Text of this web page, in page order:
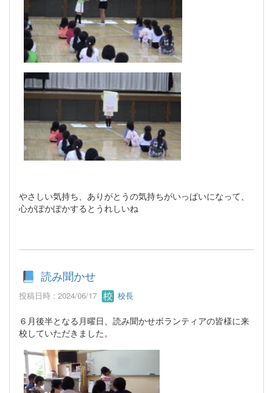
やさしい気持ち、ありがとうの気持ちがいっぱいになって、
心がぽかぽかするとうれしいね
読み聞かせ
投稿日時 : 2024/06/17 校長
６月後半となる月曜日、読み聞かせボランティアの皆様に来
校していただきました。